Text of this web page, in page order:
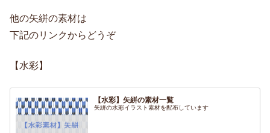
他の矢絣の素材は
下記のリンクからどうぞ
【水彩】
【水彩】矢絣の素材一覧
矢絣の水彩イラスト素材を配布しています